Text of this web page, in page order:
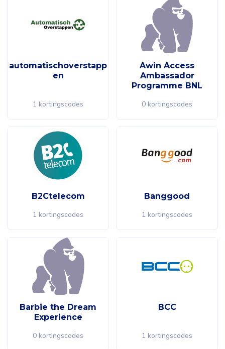
automatischoverstapp
en
1 kortingscodes
Awin Access
Ambassador
Programme BNL
0 kortingscodes
B2Ctelecom
1 kortingscodes
Banggood
1 kortingscodes
Barbie the Dream
Experience
0 kortingscodes
BCC
1 kortingscodes